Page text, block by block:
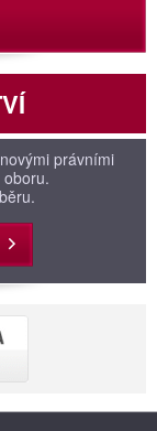
právními
Přihlásit